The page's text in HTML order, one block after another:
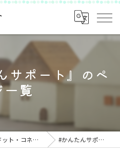
サポート』のペ
一覧
熊本の生活支援なら株式会社ドット・コネクト #かんたんサポート